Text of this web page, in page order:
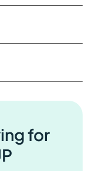
for